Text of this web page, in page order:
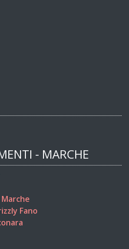
- MARCHE
Fano